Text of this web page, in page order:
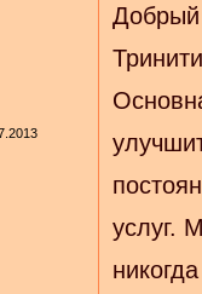
Добрый
услуг.